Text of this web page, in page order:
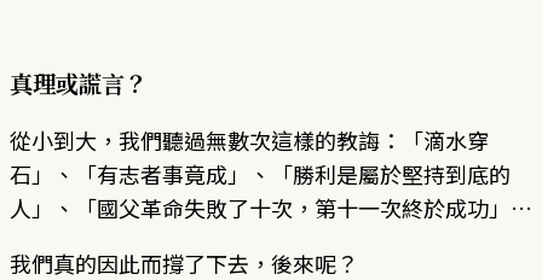
真理或謊言？
從小到大，我們聽過無數次這樣的教誨：「滴水穿
石」、「有志者事竟成」、「勝利是屬於堅持到底的
人」、「國父革命失敗了十次，第十一次終於成功」…
我們真的因此而撐了下去，後來呢？